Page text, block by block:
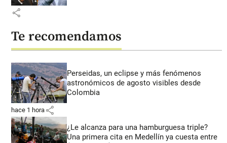
share
Te recomendamos
Perseidas, un eclipse y más fenómenos
astronómicos de agosto visibles desde
Colombia
hace 1 hora share
¿Le alcanza para una hamburguesa triple?
Una primera cita en Medellín ya cuesta entre